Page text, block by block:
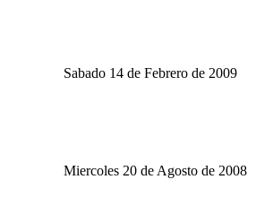
Sabado 14 de Febrero de 2009
Miercoles 20 de Agosto de 2008